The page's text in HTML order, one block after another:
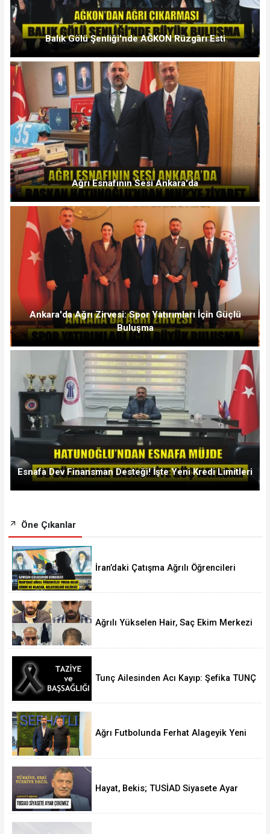
Balık Gölü Şenliği'nde AĞKON Rüzgârı Esti
Ağrı Esnafının Sesi Ankara'da
Ankara'da Ağrı Zirvesi: Spor Yatırımları İçin Güçlü
Buluşma
Esnafa Dev Finansman Desteği! İşte Yeni Kredi Limitleri
Öne Çıkanlar
İran’daki Çatışma Ağrılı Öğrencileri
Ağrılı Yükselen Hair, Saç Ekim Merkezi
Tunç Ailesinden Acı Kayıp: Şefika TUNÇ
Ağrı Futbolunda Ferhat Alageyik Yeni
Hayat, Bekis; TUSİAD Siyasete Ayar